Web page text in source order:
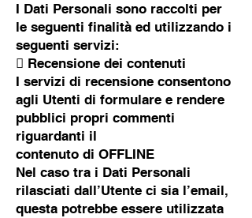
I Dati Personali sono raccolti per
le seguenti finalità ed utilizzando i
seguenti servizi:
 Recensione dei contenuti
I servizi di recensione consentono
agli Utenti di formulare e rendere
pubblici propri commenti
riguardanti il
contenuto di OFFLINE
Nel caso tra i Dati Personali
rilasciati dall’Utente ci sia l’email,
questa potrebbe essere utilizzata